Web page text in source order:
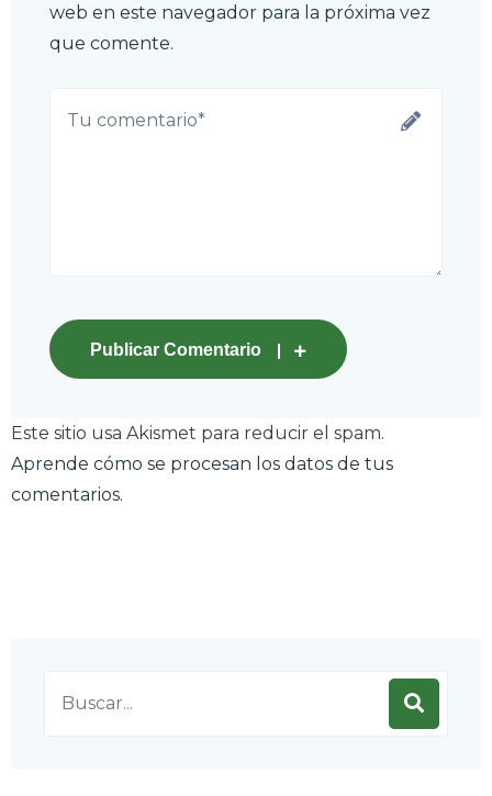
web en este navegador para la próxima vez
que comente.
Publicar Comentario
Este sitio usa Akismet para reducir el spam.
Aprende cómo se procesan los datos de tus
comentarios.
for: